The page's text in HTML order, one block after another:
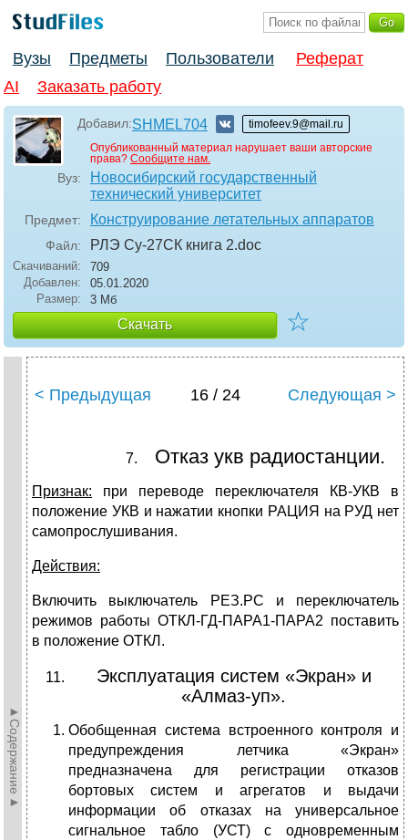
Вузы Предметы Пользователи
Реферат
AI
Заказать работу
Добавил:SHMEL704
timofeev.9@mail.ru
Опубликованный материал нарушает ваши авторские
права? Сообщите нам.
Вуз:
Новосибирский государственный
технический университет
Предмет: Конструирование летательных аппаратов
Файл: РЛЭ Су-27СК книга 2.doc
Скачиваний:
709
Добавлен:
05.01.2020
Размер:
3 Мб
Скачать ☆
►Содержание►
< Предыдущая 16 / 24 Следующая >
Отказ укв радиостанции.
Признак: при переводе переключателя КВ-УКВ в
положение УКВ и нажатии кнопки РАЦИЯ на РУД нет
самопрослушивания.
Действия:
Включить выключатель РЕЗ.PC и переключатель
режимов работы ОТКЛ-ГД-ПАРА1-ПАРА2 поставить
в положение ОТКЛ.
Эксплуатация систем «Экран» и
«Алмаз-уп».
Обобщенная система встроенного контроля и
предупреждения летчика «Экран»
предназначена для регистрации отказов
бортовых систем и агрегатов и выдачи
информации об отказах на универсальное
сигнальное табло (УСТ) с одновременным